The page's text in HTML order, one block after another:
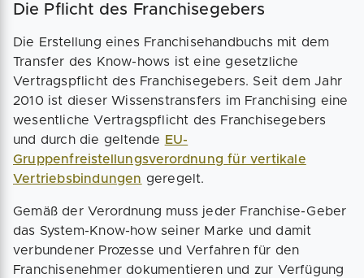
Die Pflicht des Franchisegebers
Die Erstellung eines Franchisehandbuchs mit dem
Transfer des Know-hows ist eine gesetzliche
Vertragspflicht des Franchisegebers. Seit dem Jahr
2010 ist dieser Wissenstransfers im Franchising eine
wesentliche Vertragspflicht des Franchisegebers
und durch die geltende EU-
Gruppenfreistellungsverordnung für vertikale
Vertriebsbindungen geregelt.
Gemäß der Verordnung muss jeder Franchise-Geber
das System-Know-how seiner Marke und damit
verbundener Prozesse und Verfahren für den
Franchisenehmer dokumentieren und zur Verfügung